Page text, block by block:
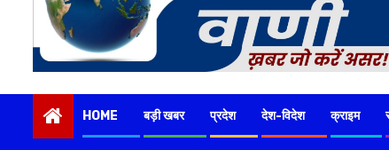
HOME बड़ी खबर प्रदेश देश-विदेश क्राइम